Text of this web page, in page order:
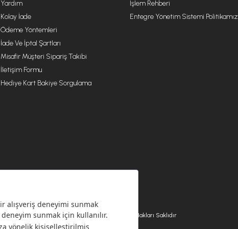
Yardım
Kolay İade
Ödeme Yöntemleri
İade Ve İptal Şartları
Misafir Müşteri Sipariş Takibi
İletişim Formu
Hediye Kart Bakiye Sorgulama
İşlem Rehberi
Entegre Yönetim Sistemi Politikamız
© 2026 EMSAN A.Ş. Tüm Hakları Saklıdır